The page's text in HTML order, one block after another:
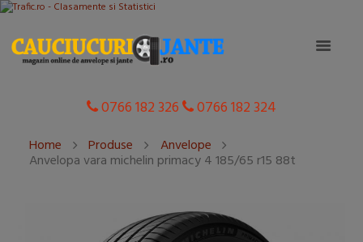
0766 182 326 0766 182 324
Home Produse Anvelope
Anvelopa vara michelin primacy 4 185/65 r15 88t